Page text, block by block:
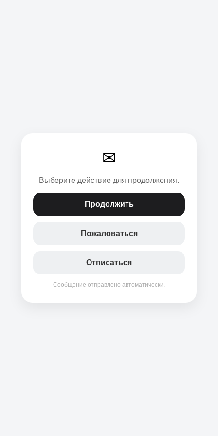
✉
Выберите действие для продолжения.
Продолжить
Пожаловаться
Отписаться
Сообщение отправлено автоматически.